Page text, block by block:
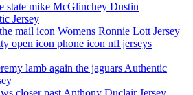
state mike McGlinchey Dustin
Jersey
mail icon Womens Ronnie Lott Jersey
open icon phone icon nfl jerseys
lamb again the jaguars Authentic